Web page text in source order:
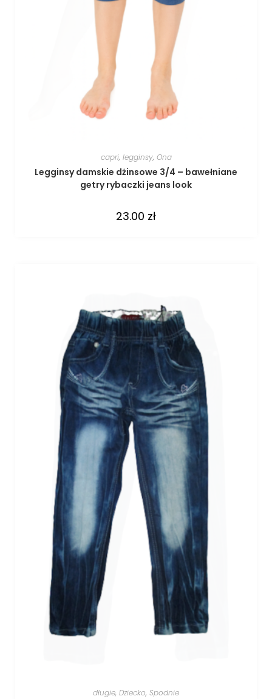
capri, legginsy, Ona
Legginsy damskie dżinsowe 3/4 – bawełniane
getry rybaczki jeans look
23.00 zł
długie, Dziecko, Spodnie